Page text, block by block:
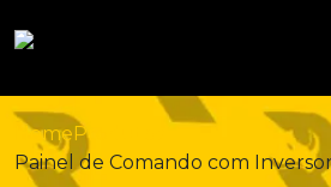
HomeProdutos
Painel de Comando com